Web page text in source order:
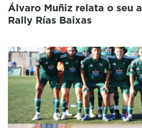
Álvaro Muñiz relata o seu
Rally Rías Baixas